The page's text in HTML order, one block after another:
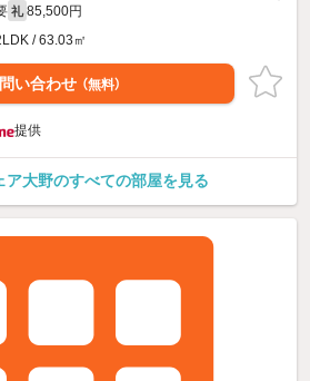
礼 85,500円
/ 63.03㎡
い合わせ （無料）
提供
ア大野のすべての部屋を見る